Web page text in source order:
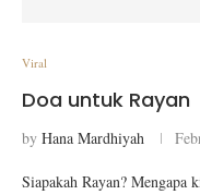
Viral
Doa untuk Rayan
by Hana Mardhiyah
Siapakah Rayan? Mengapa